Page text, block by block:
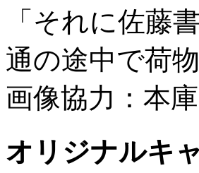
「それに佐藤
通の途中で荷
画像協力：本
オリジナルキ